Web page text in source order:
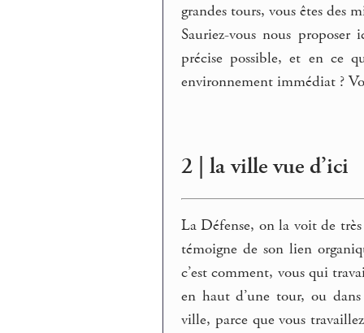
grandes tours, vous êtes des
Sauriez-vous nous
précise possible, et en ce
environnement immédiat ?
2 | la ville vue d’ici
La Défense, on la voit de
témoigne de son lien
c’est comment, vous qui
en haut d’une tour, ou dans
ville, parce que vous